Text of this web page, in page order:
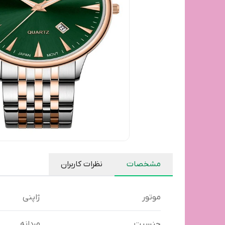
مشخصات نظرات کاربران
موتور ژاپنی